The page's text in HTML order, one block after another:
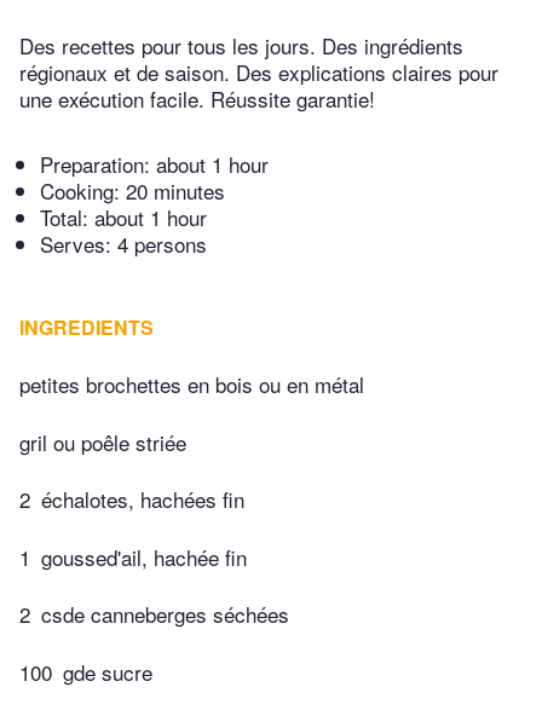
Des recettes pour tous les jours. Des ingrédients
régionaux et de saison. Des explications claires pour
une exécution facile. Réussite garantie!
Preparation: about 1 hour
Cooking: 20 minutes
Total: about 1 hour
Serves: 4 persons
INGREDIENTS
petites brochettes en bois ou en métal
gril ou poêle striée
2 échalotes, hachées fin
1 goussed'ail, hachée fin
2 csde canneberges séchées
100 gde sucre